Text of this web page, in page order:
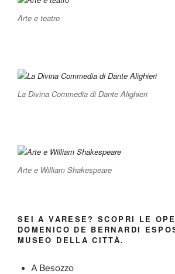
Arte e teatro
La Divina Commedia di Dante Alighieri
Arte e William Shakespeare
SEI A VARESE? SCOPRI LE
DOMENICO DE BERNARDI
MUSEO DELLA CITTÀ.
A Besozzo